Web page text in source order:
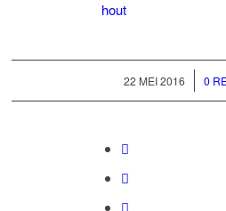
22 MEI 2016
/ 0 /